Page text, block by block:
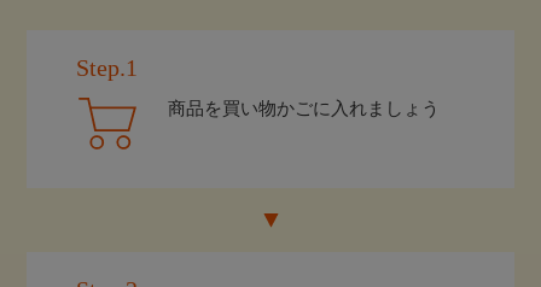
Step.1
商品を買い物かごに入れましょう